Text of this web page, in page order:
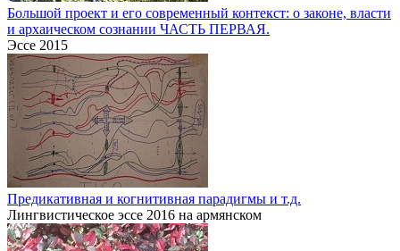
Большой проект и его современный контекст: о законе, власти
и архаическом сознании ЧАСТЬ ПЕРВАЯ.
Эссе 2015
Предикативная и когнитивная парадигмы и т.д.
Лингвистическое эссе 2016 на армянском